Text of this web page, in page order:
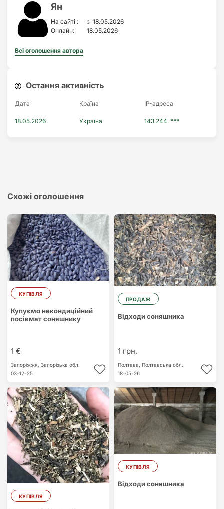
Ян
На сайті : з 18.05.2026
Онлайн:
18.05.2026
Всі оголошення автора
Остання активність
Дата Країна IP-адреса
18.05.2026 Україна 143.244. ***
Схожі оголошення
КУПІВЛЯ
Купуємо некондиційний
посівмат соняшнику
1 €
Запоріжжя, Запорізька обл.
03-12-25
ПРОДАЖ
Відходи соняшника
1 грн.
Полтава, Полтавська обл.
18-05-26
КУПІВЛЯ
КУПІВЛЯ
Відходи соняшника